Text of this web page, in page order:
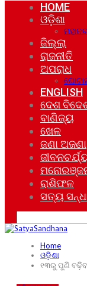
HOME
ଓଡ଼ିଶା
ଜିଲ୍ଲା
ରାଜନୀତି
ଅପରାଧ
ENGLISH
ଦେଶ
ବାଣିଜ୍ୟ
ଖେଳ
ଜଣା ଅଜଣା
ରାଶିଫଳ
ସତ୍ୟ
Home
ଓଡ଼ିଶା
୧୩ରୁ ପୁଣି ବଢ଼ିବ